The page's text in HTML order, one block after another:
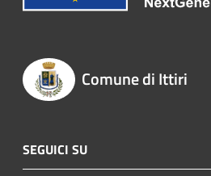
Comune di Ittiri
SEGUICI SU